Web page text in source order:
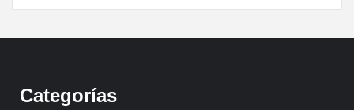
Categorías